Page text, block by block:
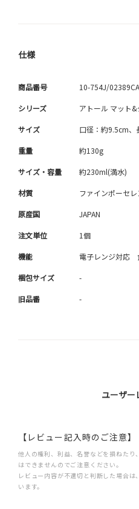
仕様
商品番号 10-754J/02389CA
シリーズ アトール マット
サイズ 口径：約9.5cm
重量 約130g
サイズ・容量 約230ml(満水)
材質 ファインポーセ
原産国 JAPAN
注文単位 1個
機能 電子レンジ対応
梱包サイズ -
旧品番 -
ユーザー
【レビュー記入時のご注意】
他人の権利、利益、名誉などを損ねたり
はできませんのでご注意ください。
レビュー内容が不適切と判断した場合
います。